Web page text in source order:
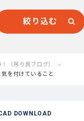
絞り込む
（吊り具ブログ）
を付けていること
DOWNLOAD